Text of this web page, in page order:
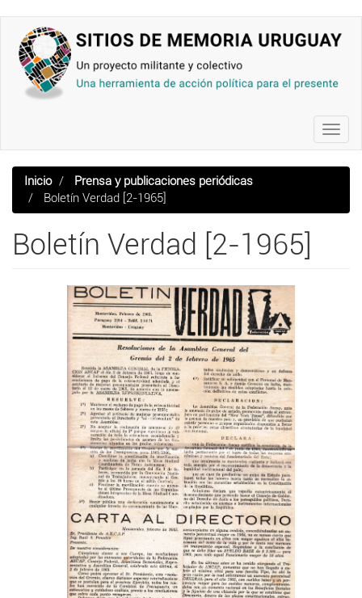
contenido
principal
Inicio
Prensa y publicaciones periódicas
Boletín Verdad [2-1965]
Boletín Verdad [2-1965]